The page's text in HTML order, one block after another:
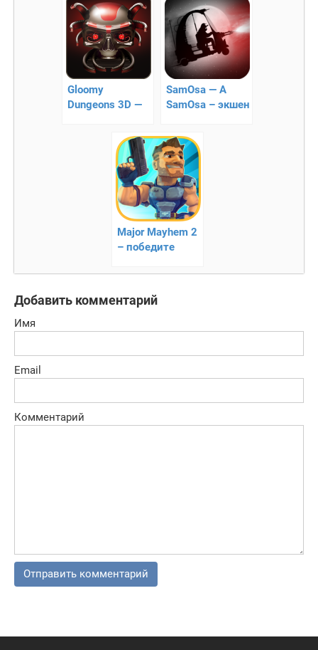
Gloomy
Dungeons 3D —
шутер из 90-х
SamOsa — A
SamOsa – экшен
Major Mayhem 2
– победите
Добавить комментарий
Имя
Email
Комментарий